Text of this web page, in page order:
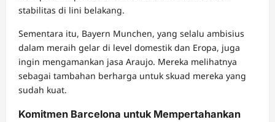
stabilitas di lini belakang.
Sementara itu, Bayern Munchen, yang selalu ambisius
dalam meraih gelar di level domestik dan Eropa, juga
ingin mengamankan jasa Araujo. Mereka melihatnya
sebagai tambahan berharga untuk skuad mereka yang
sudah kuat.
Komitmen Barcelona untuk Mempertahankan